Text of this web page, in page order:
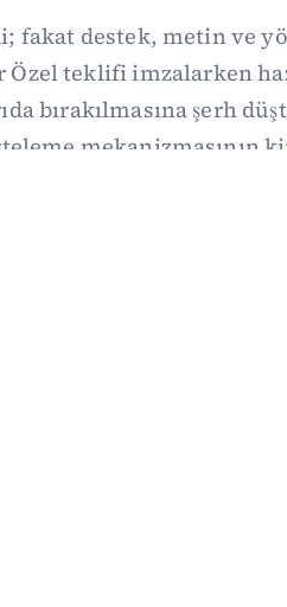
fakat destek, metin ve
Özel teklifi imzalarken
bırakılmasına şerh
mekanizmasının